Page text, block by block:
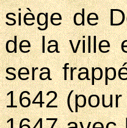
siège de
de la ville
sera
1642